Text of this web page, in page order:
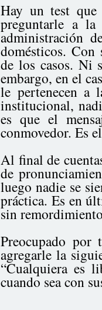
Hay un test que
preguntarle a
administración
domésticos. Con
de los casos. Ni
embargo, en el
le pertenecen a
institucional,
es que el
conmovedor. Es
Al final de
de
luego nadie se
práctica. Es en
sin
Preocupado
agregarle la
“Cualquiera es
cuando sea con